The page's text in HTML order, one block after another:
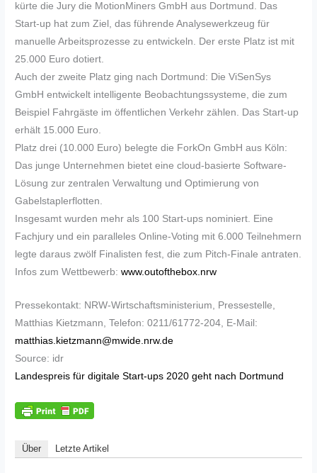
kürte die Jury die MotionMiners GmbH aus Dortmund. Das
Start-up hat zum Ziel, das führende Analysewerkzeug für
manuelle Arbeitsprozesse zu entwickeln. Der erste Platz ist mit
25.000 Euro dotiert.
Auch der zweite Platz ging nach Dortmund: Die ViSenSys
GmbH entwickelt intelligente Beobachtungssysteme, die zum
Beispiel Fahrgäste im öffentlichen Verkehr zählen. Das Start-up
erhält 15.000 Euro.
Platz drei (10.000 Euro) belegte die ForkOn GmbH aus Köln:
Das junge Unternehmen bietet eine cloud-basierte Software-
Lösung zur zentralen Verwaltung und Optimierung von
Gabelstaplerflotten.
Insgesamt wurden mehr als 100 Start-ups nominiert. Eine
Fachjury und ein paralleles Online-Voting mit 6.000 Teilnehmern
legte daraus zwölf Finalisten fest, die zum Pitch-Finale antraten.
Infos zum Wettbewerb:www.outofthebox.nrw
Pressekontakt: NRW-Wirtschaftsministerium, Pressestelle,
Matthias Kietzmann, Telefon: 0211/61772-204, E-Mail:
matthias.kietzmann@mwide.nrw.de
Source: idr
Landespreis für digitale Start-ups 2020 geht nach Dortmund
Über Letzte Artikel